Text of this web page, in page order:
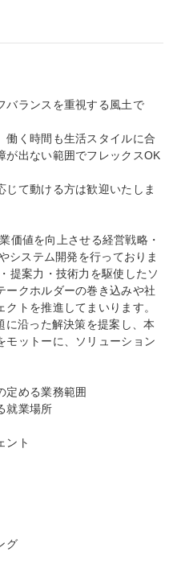
バランスを重視する風土で
働く時間も生活スタイルに合
が出ない範囲でフレックスOK
て動ける方は歓迎いたしま
価値を向上させる経営戦略・
システム開発を行っておりま
提案力・技術力を駆使したソ
ークホルダーの巻き込みや社
トを推進してまいります。
に沿った解決策を提案し、本
モットーに、ソリューション
定める業務範囲
就業場所
ント
グ